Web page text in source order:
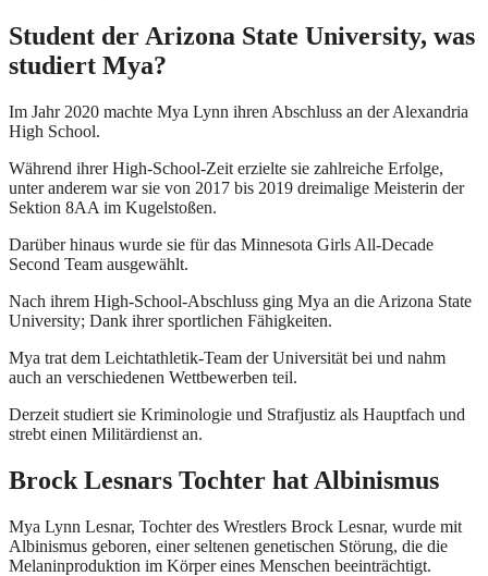
Student der Arizona State University, was
studiert Mya?
Im Jahr 2020 machte Mya Lynn ihren Abschluss an der Alexandria
High School.
Während ihrer High-School-Zeit erzielte sie zahlreiche Erfolge,
unter anderem war sie von 2017 bis 2019 dreimalige Meisterin der
Sektion 8AA im Kugelstoßen.
Darüber hinaus wurde sie für das Minnesota Girls All-Decade
Second Team ausgewählt.
Nach ihrem High-School-Abschluss ging Mya an die Arizona State
University; Dank ihrer sportlichen Fähigkeiten.
Mya trat dem Leichtathletik-Team der Universität bei und nahm
auch an verschiedenen Wettbewerben teil.
Derzeit studiert sie Kriminologie und Strafjustiz als Hauptfach und
strebt einen Militärdienst an.
Brock Lesnars Tochter hat Albinismus
Mya Lynn Lesnar, Tochter des Wrestlers Brock Lesnar, wurde mit
Albinismus geboren, einer seltenen genetischen Störung, die die
Melaninproduktion im Körper eines Menschen beeinträchtigt.